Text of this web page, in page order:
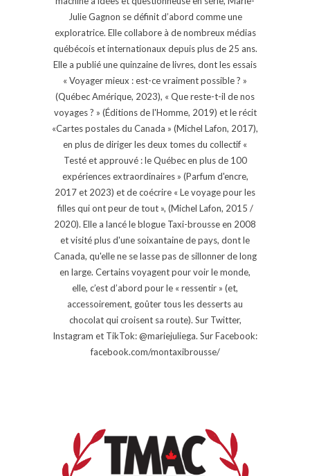
Julie Gagnon se définit d’abord comme une
exploratrice. Elle collabore à de nombreux médias
québécois et internationaux depuis plus de 25 ans.
Elle a publié une quinzaine de livres, dont les essais
« Voyager mieux : est-ce vraiment possible ? »
(Québec Amérique, 2023), « Que reste-t-il de nos
voyages ? » (Éditions de l'Homme, 2019) et le récit
«Cartes postales du Canada » (Michel Lafon, 2017),
en plus de diriger les deux tomes du collectif «
Testé et approuvé : le Québec en plus de 100
expériences extraordinaires » (Parfum d'encre,
2017 et 2023) et de coécrire « Le voyage pour les
filles qui ont peur de tout », (Michel Lafon, 2015 /
2020). Elle a lancé le blogue Taxi-brousse en 2008
et visité plus d'une soixantaine de pays, dont le
Canada, qu'elle ne se lasse pas de sillonner de long
en large. Certains voyagent pour voir le monde,
elle, c’est d’abord pour le « ressentir » (et,
accessoirement, goûter tous les desserts au
chocolat qui croisent sa route). Sur Twitter,
Instagram et TikTok: @mariejuliega. Sur Facebook:
facebook.com/montaxibrousse/